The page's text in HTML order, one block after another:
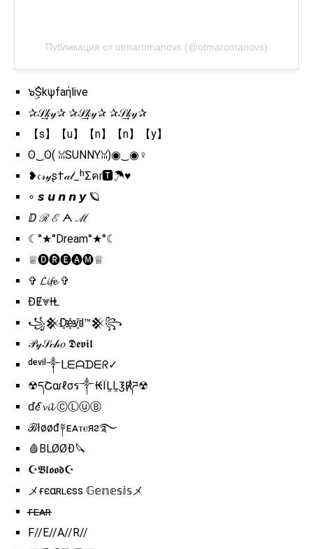
Публикация от otmaromanovs (@otmaromanovs)
๖ۣۜṨkψfaήlive
✰𝒮͢͢͢𝓀𝓎✰ ✰𝒮͢͢͢𝓀𝓎✰ ✰𝒮͢͢͢𝓀𝓎✰
【s】【u】【n】【n】【y】
ʘ‿ʘ( ꈍSUNNYꈍ)◉‿◉♀️
❥𝔠𝓇𝓎ʂ†𝒶𝓁_ʰΣคɾ🆃☂♥
∘ 𝙨 𝙪 𝙣 𝙣 𝙮 🪐
ⅅ ℛ ℰ ᗅ ℳ
☾°★°Dream°★°☾
♕🅓🅡🅔🅐🅜♕
✞ 𝓛𝓲𝓯𝓮 ✞
ƉɆ⩔ƗⱠ
꧁𒆜D҈e҈vi҈l™𒆜꧂
𝒫𝓎𝒮𝒸𝒽𝑜 𝕯𝖊𝖛𝖎𝖑
ᵈᵉᵛⁱˡ༒ᒪᗴᗩᗪᗴᖇ✓
☢དՇαɾℓσร༒₭ÏḼḼ℥℟ཌ☢
ďℰ𝓿𝓲𝓵 ⒸⓁⓤⒷ
ℬłøøđ༈ᴇᴀⲧⲉᴙᴤ࿐
🩸BLØØÐ🔪
☪𝕭𝖑𝖔𝖔𝖉☪
メғєαʀʟєss 𝔾𝕖𝕟𝕖𝕤𝕚𝕤メ
ғ̶ᴇ̶ᴀ̶ʀ̶
F//E//A//R//